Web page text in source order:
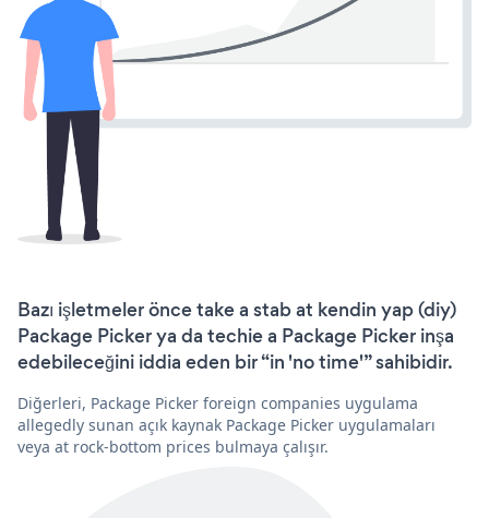
Bazı işletmeler önce take a stab at kendin yap (diy)
Package Picker ya da techie a Package Picker inşa
edebileceğini iddia eden bir “in 'no time'” sahibidir.
Diğerleri, Package Picker foreign companies uygulama
allegedly sunan açık kaynak Package Picker uygulamaları
veya at rock-bottom prices bulmaya çalışır.